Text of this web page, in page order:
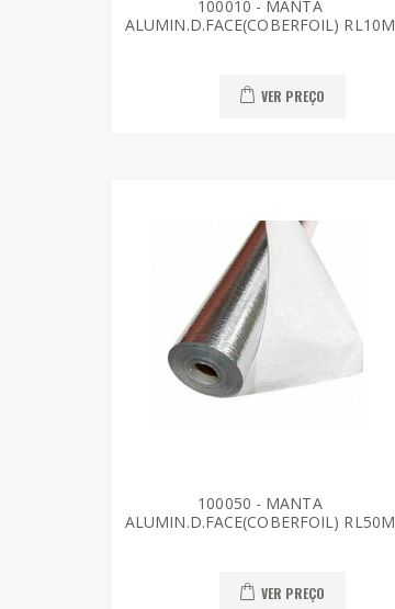
100010 - MANTA
ALUMIN.D.FACE(COBERFOIL) RL10M
VER PREÇO
100050 - MANTA
ALUMIN.D.FACE(COBERFOIL) RL50M
VER PREÇO